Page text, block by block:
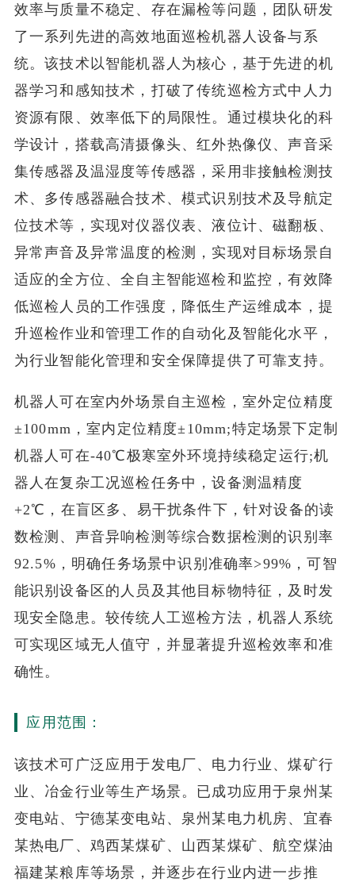
效率与质量不稳定、存在漏检等问题，团队研发
了一系列先进的高效地面巡检机器人设备与系
统。该技术以智能机器人为核心，基于先进的机
器学习和感知技术，打破了传统巡检方式中人力
资源有限、效率低下的局限性。通过模块化的科
学设计，搭载高清摄像头、红外热像仪、声音采
集传感器及温湿度等传感器，采用非接触检测技
术、多传感器融合技术、模式识别技术及导航定
位技术等，实现对仪器仪表、液位计、磁翻板、
异常声音及异常温度的检测，实现对目标场景自
适应的全方位、全自主智能巡检和监控，有效降
低巡检人员的工作强度，降低生产运维成本，提
升巡检作业和管理工作的自动化及智能化水平，
为行业智能化管理和安全保障提供了可靠支持。
机器人可在室内外场景自主巡检，室外定位精度
±100mm，室内定位精度±10mm;特定场景下定制
机器人可在-40℃极寒室外环境持续稳定运行;机
器人在复杂工况巡检任务中，设备测温精度
+2℃，在盲区多、易干扰条件下，针对设备的读
数检测、声音异响检测等综合数据检测的识别率
92.5%，明确任务场景中识别准确率>99%，可智
能识别设备区的人员及其他目标物特征，及时发
现安全隐患。较传统人工巡检方法，机器人系统
可实现区域无人值守，并显著提升巡检效率和准
确性。
应用范围：
该技术可广泛应用于发电厂、电力行业、煤矿行
业、冶金行业等生产场景。已成功应用于泉州某
变电站、宁德某变电站、泉州某电力机房、宜春
某热电厂、鸡西某煤矿、山西某煤矿、航空煤油
福建某粮库等场景，并逐步在行业内进一步推